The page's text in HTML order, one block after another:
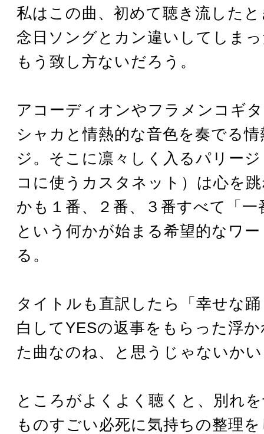
私はこの曲、初めて聴き流した
念日ソングとカン違いしてしま
もう致し方ないだろう。
アコーディオンやフラメンコギ
シャカと情熱的な音色を奏でる
ジ。そこに凛々しく入るパリー
コに使うカスタネット）は心を
かも１番、２番、３番すべて「一
という何かが始まる希望的なワ
る。
タイトルも直訳したら「幸せな
白してYESの返事をもらった浮
た曲なのね、と思うじゃないか
ところがよくよく聴くと、別れ
ものすごい必死に気持ちの整理